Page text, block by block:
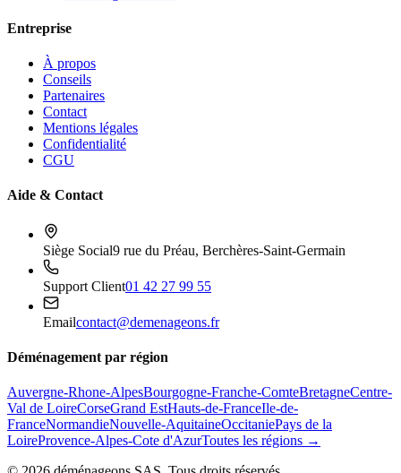
Entreprise
À propos
Conseils
Partenaires
Contact
Mentions légales
Confidentialité
CGU
Aide & Contact
Siège Social9 rue du Préau, Berchères-Saint-Germain
Support Client01 42 27 99 55
Emailcontact@demenageons.fr
Déménagement par région
Auvergne-Rhone-AlpesBourgogne-Franche-ComteBretagneCentre-
Val de LoireCorseGrand EstHauts-de-FranceIle-de-
FranceNormandieNouvelle-AquitaineOccitaniePays de la
LoireProvence-Alpes-Cote d'AzurToutes les régions →